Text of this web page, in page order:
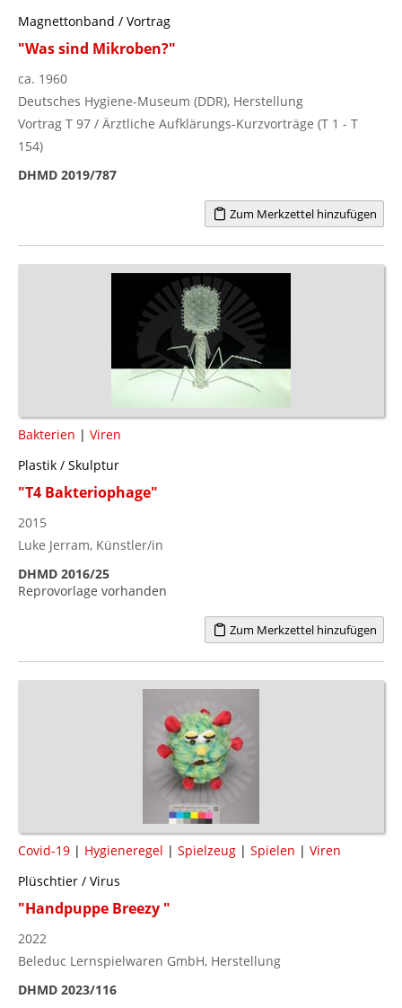
Magnettonband / Vortrag
"Was sind Mikroben?"
ca. 1960
Deutsches Hygiene-Museum (DDR), Herstellung
Vortrag T 97 / Ärztliche Aufklärungs-Kurzvorträge (T 1 - T
154)
DHMD 2019/787
Zum Merkzettel hinzufügen
Bakterien | Viren
Plastik / Skulptur
"T4 Bakteriophage"
2015
Luke Jerram, Künstler/in
DHMD 2016/25
Reprovorlage vorhanden
Zum Merkzettel hinzufügen
Covid-19 | Hygieneregel | Spielzeug | Spielen | Viren
Plüschtier / Virus
"Handpuppe Breezy "
2022
Beleduc Lernspielwaren GmbH, Herstellung
DHMD 2023/116